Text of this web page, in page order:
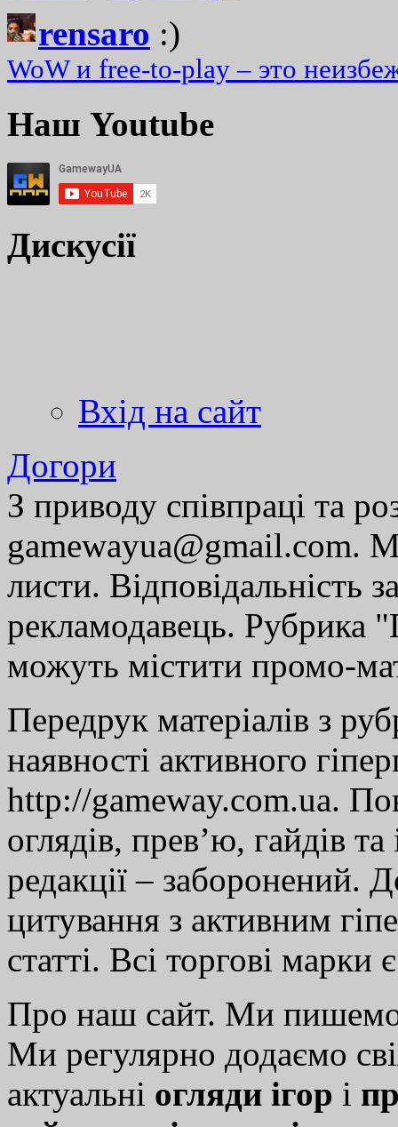
rensaro :)
WoW и free-to-play – это
Наш Youtube
Дискусії
Вхід на сайт
Догори
З приводу співпраці та
gamewayua@gmail.com.
листи. Відповідальність
рекламодавець. Рубрика
можуть містити промо-
Передрук матеріалів з
наявності активного
http://gameway.com.ua.
оглядів, прев’ю, гайдів
редакції – заборонений.
цитування з активним
статті. Всі торгові марки
Про наш сайт. Ми
Ми регулярно додаємо
актуальні огляди ігор і